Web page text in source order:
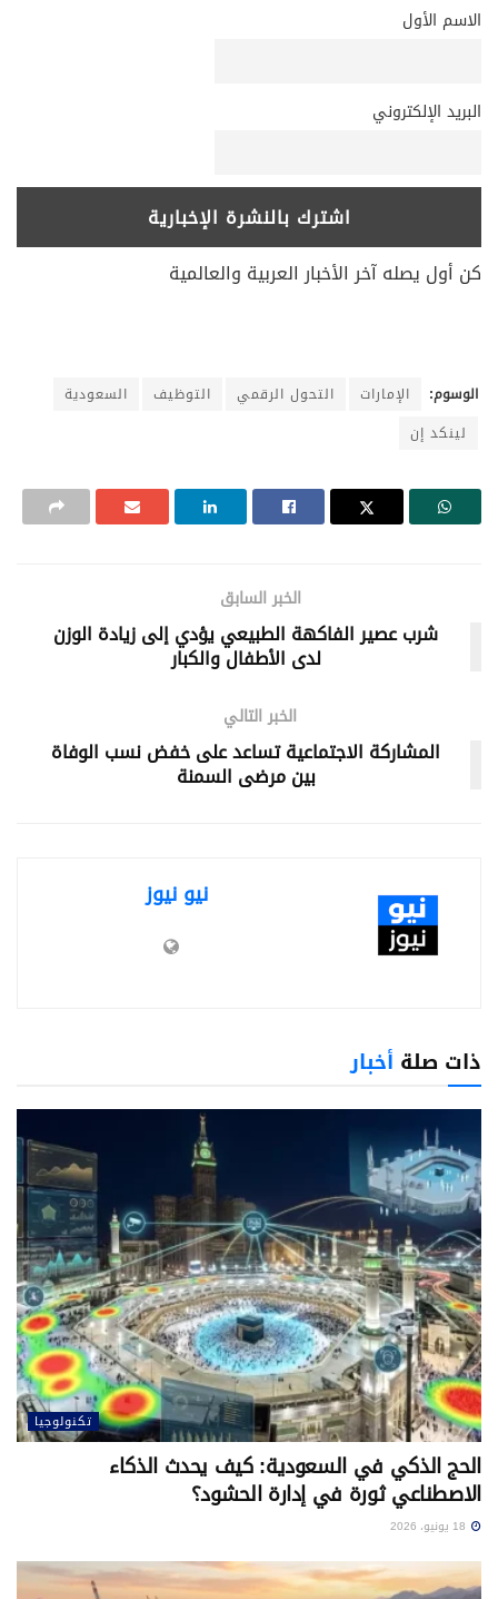
الاسم الأول
البريد الإلكتروني
كن أول يصله آخر الأخبار العربية والعالمية
الوسوم: الإمارات التحول الرقمي التوظيف
السعودية
لينكد إن
الخبر السابق
شرب عصير الفاكهة الطبيعي يؤدي إلى زيادة الوزن
لدى الأطفال والكبار
الخبر التالي
المشاركة الاجتماعية تساعد على خفض نسب الوفاة
بين مرضى السمنة
نيو نيوز
ذات صلة أخبار
تكنولوجيا
الحج الذكي في السعودية: كيف يحدث الذكاء
الاصطناعي ثورة في إدارة الحشود؟